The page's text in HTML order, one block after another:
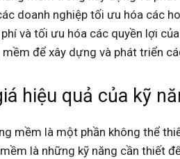
doanh nghiệp tối ưu hóa các
và tối ưu hóa các quyền lợi
để xây dựng và phát triển
hiệu quả của kỹ
mềm là một phần không thể
là những kỹ năng cần thiết